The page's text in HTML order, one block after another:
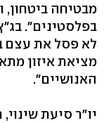
מבטיחה ביטחון,
בפלסטינים".
לא פסל את עצם
מציאת איזון
האנושיים".
יו"ר סיעת